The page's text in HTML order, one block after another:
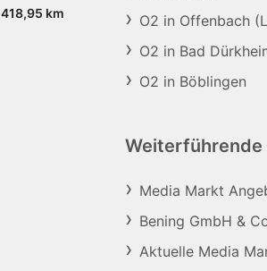
418,95 km
O2 in Offenbach
O2 in Bad
O2 in Böblingen
Weiterführende
Media Markt
Bening GmbH &
Aktuelle Media